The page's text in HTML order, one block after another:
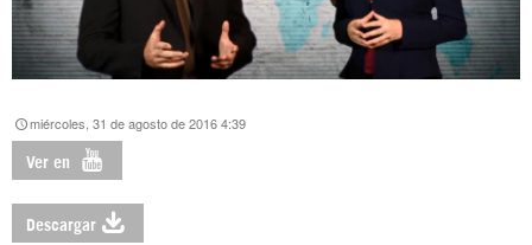
miércoles, 31 de agosto de 2016 4:39
Ver en
Descargar